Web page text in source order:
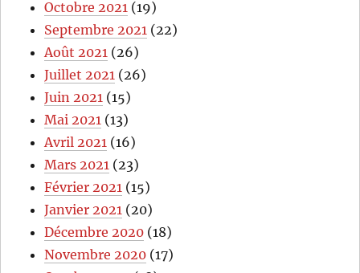
Octobre 2021 (19)
Septembre 2021 (22)
Août 2021 (26)
Juillet 2021 (26)
Juin 2021 (15)
Mai 2021 (13)
Avril 2021 (16)
Mars 2021 (23)
Février 2021 (15)
Janvier 2021 (20)
Décembre 2020 (18)
Novembre 2020 (17)